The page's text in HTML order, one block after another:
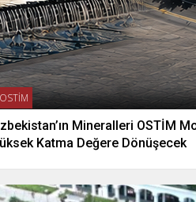
OSTİM
Mineralleri OSTİM
Katma Değere Dönüşecek